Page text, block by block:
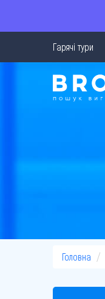
Гарячі тури
Головна